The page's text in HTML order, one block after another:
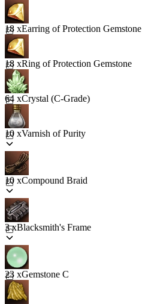
18 xEarring of Protection Gemstone
18 xRing of Protection Gemstone
64 xCrystal (C-Grade)
10 xVarnish of Purity
10 xCompound Braid
3 xBlacksmith's Frame
23 xGemstone C